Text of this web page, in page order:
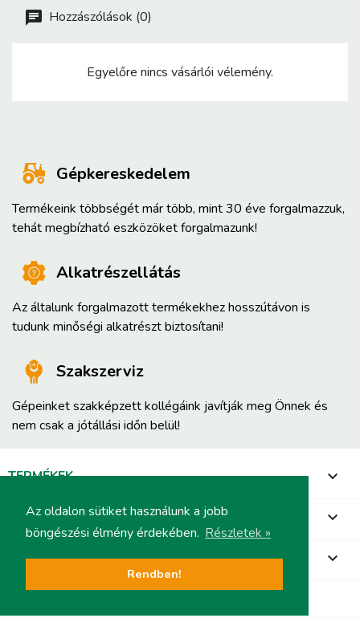
Az oldalon sütiket használunk a jobb
böngészési élmény érdekében. Részletek »
Rendben!
Hozzászólások (0)
Egyelőre nincs vásárlói vélemény.
Gépkereskedelem
Termékeink többségét már több, mint 30 éve forgalmazzuk,
tehát megbízható eszközöket forgalmazunk!
Alkatrészellátás
Az általunk forgalmazott termékekhez hosszútávon is
tudunk minőségi alkatrészt biztosítani!
Szakszerviz
Gépeinket szakképzett kollégáink javítják meg Önnek és
nem csak a jótállási időn belül!
TERMÉKEK 
INFORMÁCIÓ 
FIÓKOD 